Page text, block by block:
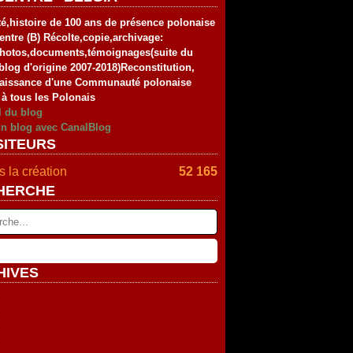
de 100 ans de présence polonaise
(B) Récolte,copie,archivage:
du
d'origine 2007-2018)Reconstitution,
d'une Communauté polonaise
tous les Polonais
du blog
blog avec CanalBlog
la création 52 165